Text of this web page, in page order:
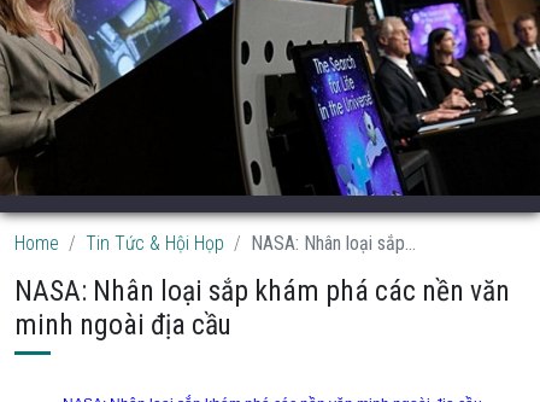
Home Tin Tức & Hội Họp NASA: Nhân loại sắp...
NASA: Nhân loại sắp khám phá các nền văn
minh ngoài địa cầu